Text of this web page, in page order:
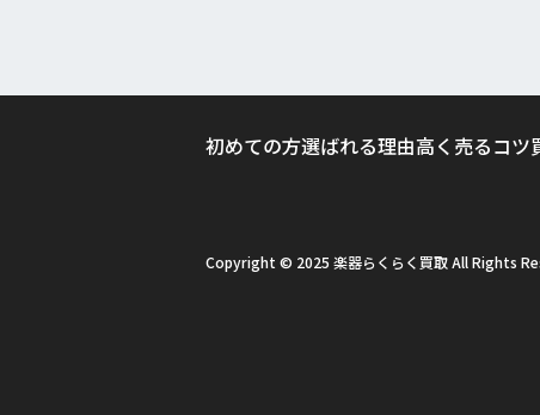
初めての方選ばれる理由高く売るコツ
Copyright © 2025 楽器らくらく買取 All Rights